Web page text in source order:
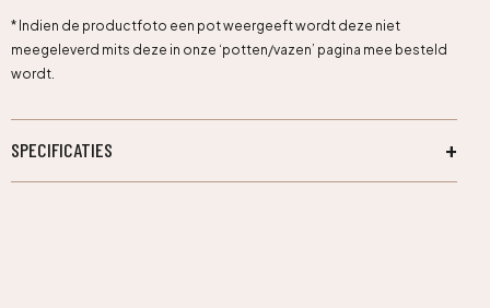
* Indien de productfoto een pot weergeeft wordt deze niet
meegeleverd mits deze in onze ‘potten/vazen’ pagina mee besteld
wordt.
SPECIFICATIES